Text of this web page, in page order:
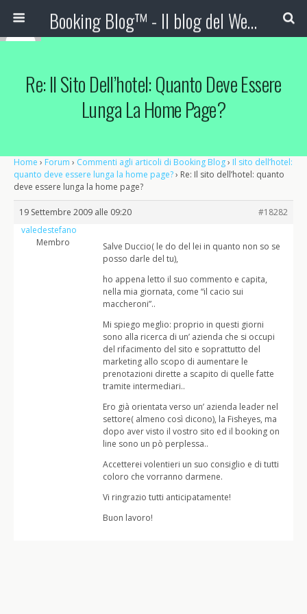
Booking Blog™ - Il blog del Web Marketing Turistico
Re: Il Sito Dell’hotel: Quanto Deve Essere
Lunga La Home Page?
Home › Forum › Commenti agli articoli di Booking Blog› Il sito dell’hotel:
quanto deve essere lunga la home page?› Re: Il sito dell’hotel: quanto
deve essere lunga la home page?
19 Settembre 2009 alle 09:20
#18282
valedestefano
Membro
Salve Duccio( le do del lei in quanto non so se
posso darle del tu),
ho appena letto il suo commento e capita,
nella mia giornata, come “il cacio sui
maccheroni”..
Mi spiego meglio: proprio in questi giorni
sono alla ricerca di un’ azienda che si occupi
del rifacimento del sito e soprattutto del
marketing allo scopo di aumentare le
prenotazioni dirette a scapito di quelle fatte
tramite intermediari..
Ero già orientata verso un’ azienda leader nel
settore( almeno così dicono), la Fisheyes, ma
dopo aver visto il vostro sito ed il booking on
line sono un pò perplessa..
Accetterei volentieri un suo consiglio e di tutti
coloro che vorranno darmene.
Vi ringrazio tutti anticipatamente!
Buon lavoro!